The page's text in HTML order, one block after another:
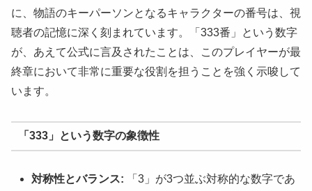
に、物語のキーパーソンとなるキャラクターの番号は、視
聴者の記憶に深く刻まれています。「333番」という数字
が、あえて公式に言及されたことは、このプレイヤーが最
終章において非常に重要な役割を担うことを強く示唆して
います。
「333」という数字の象徴性
対称性とバランス: 「3」が3つ並ぶ対称的な数字であ